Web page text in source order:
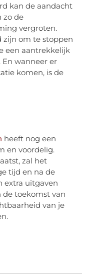
kan de aandacht
zo de
vergroten.
zijn om te stoppen
een aantrekkelijk
wanneer er
komen, is de
heeft nog een
en voordelig.
zal het
tijd en na de
extra uitgaven
de toekomst van
van je